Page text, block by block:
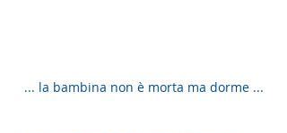
... la bambina non è morta ma dorme ...